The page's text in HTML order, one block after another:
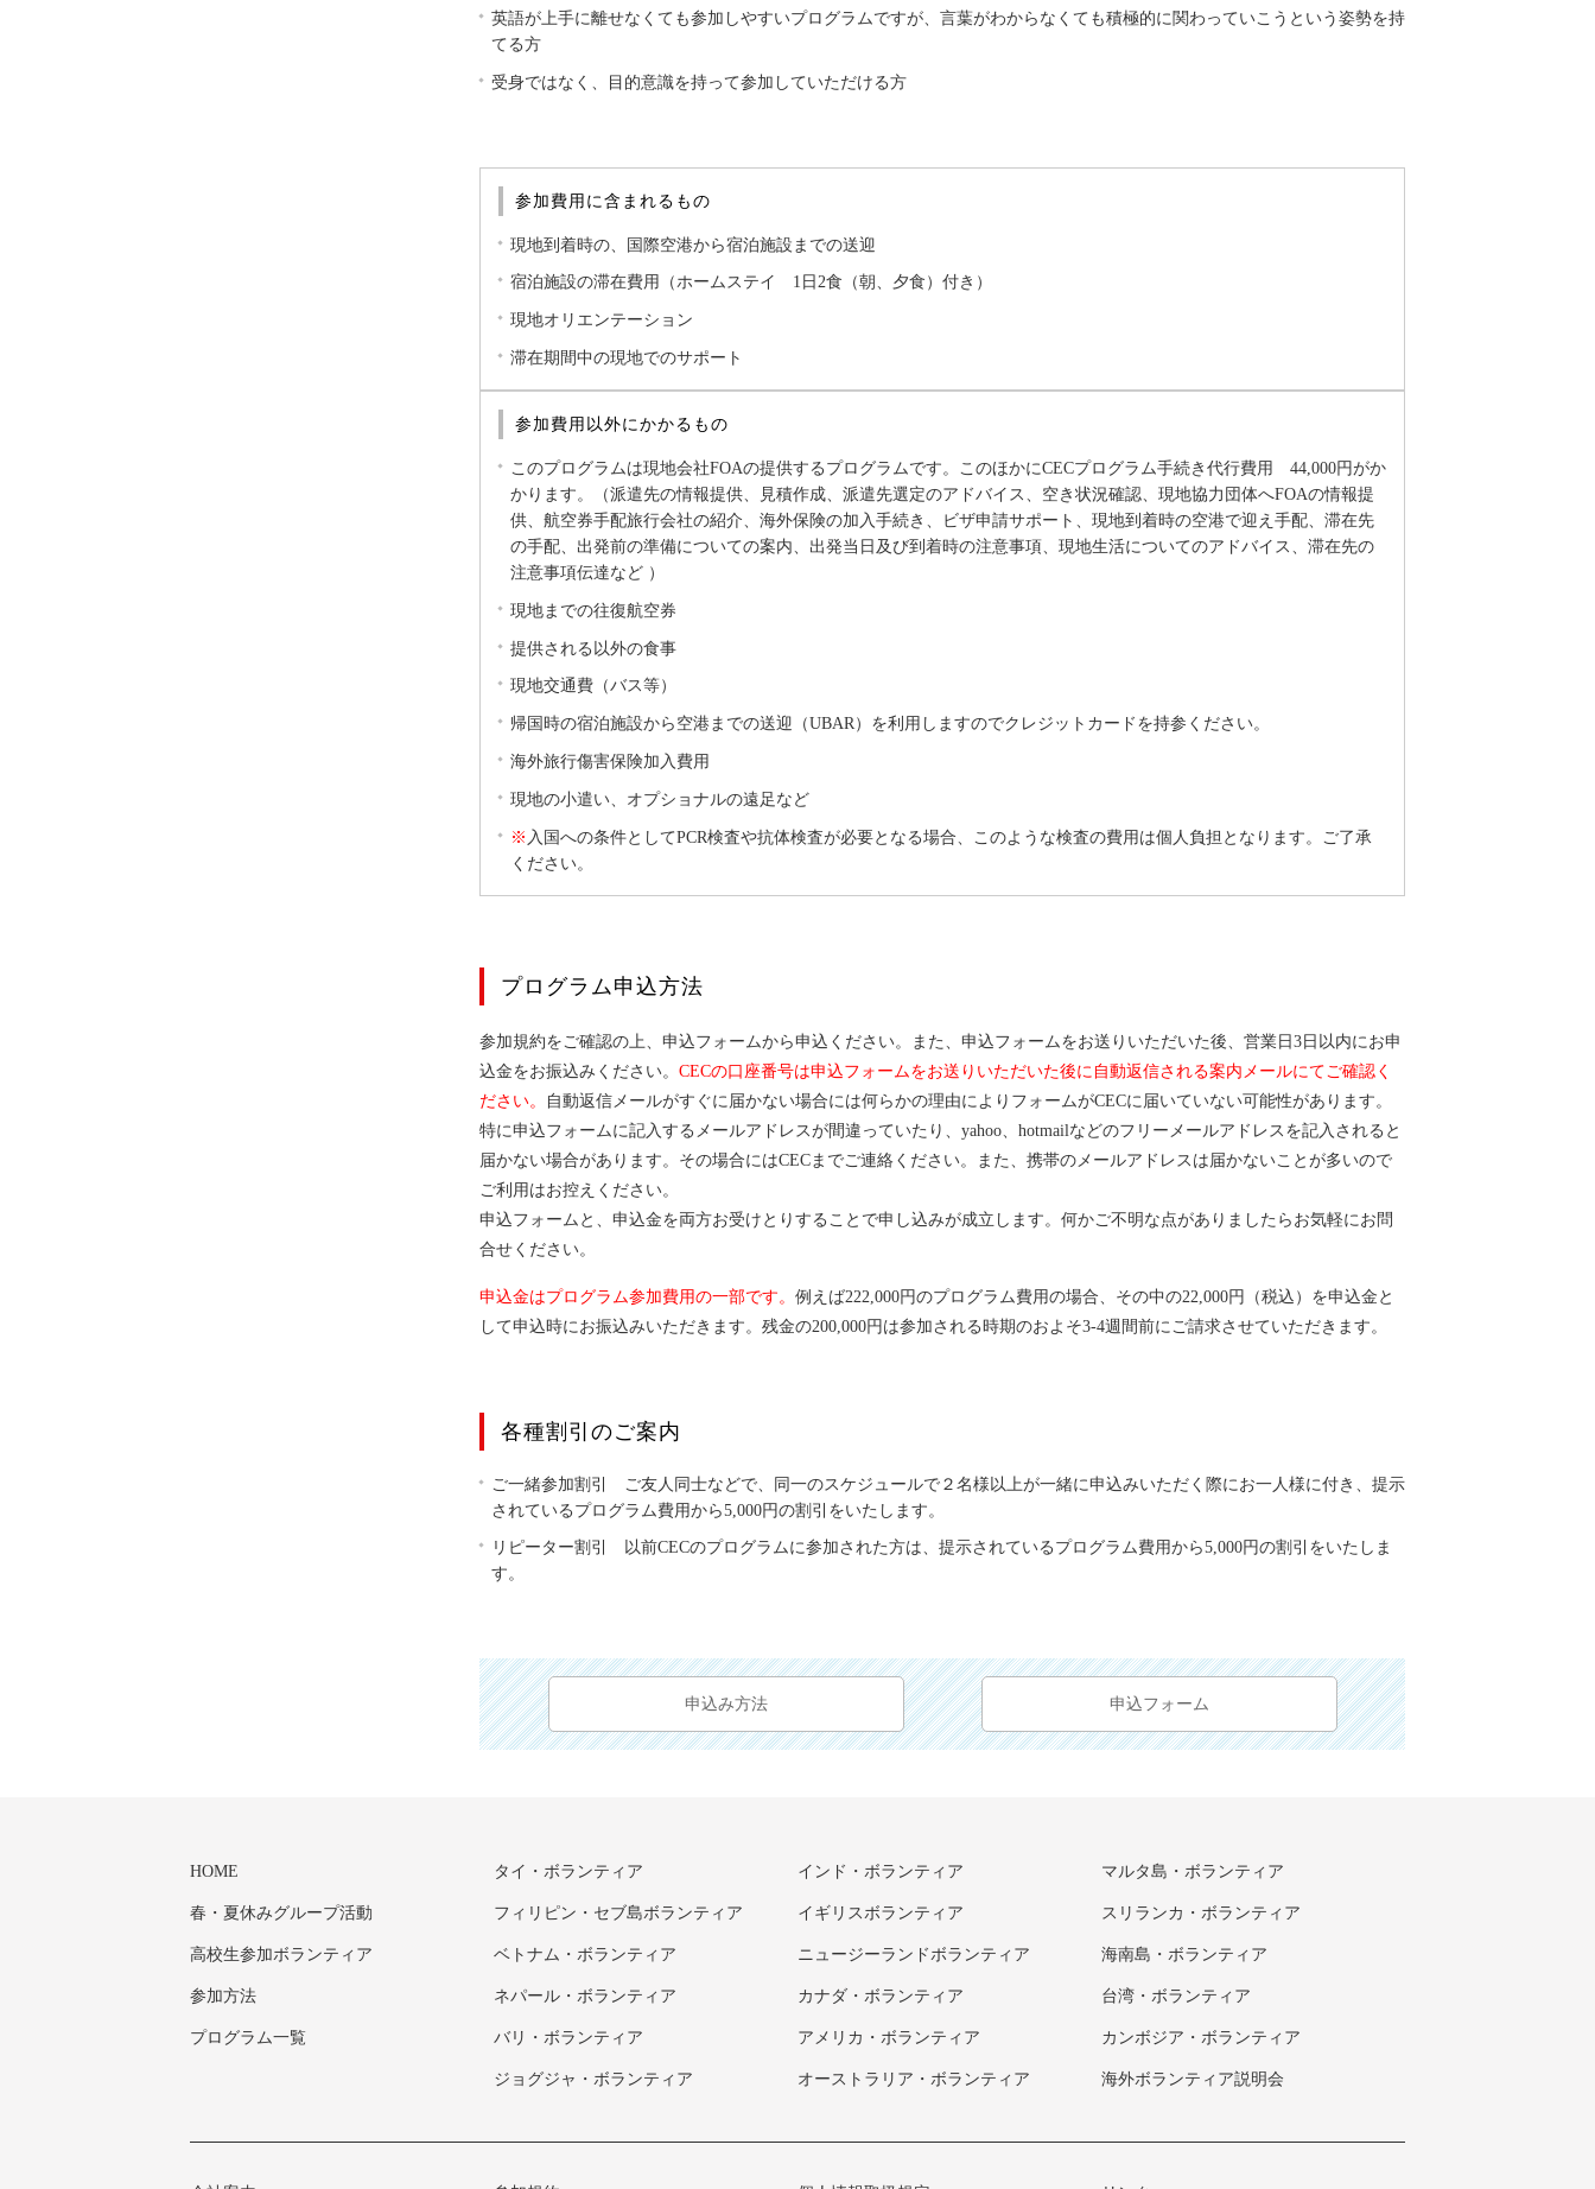
英語が上手に離せなくても参加しやすいプログラムですが、言葉がわからなくても積極的に関わっていこうという姿勢を持
てる方
受身ではなく、目的意識を持って参加していただける方
参加費用に含まれるもの
現地到着時の、国際空港から宿泊施設までの送迎
宿泊施設の滞在費用（ホームステイ 1日2食（朝、夕食）付き）
現地オリエンテーション
滞在期間中の現地でのサポート
参加費用以外にかかるもの
このプログラムは現地会社FOAの提供するプログラムです。このほかにCECプログラム手続き代行費用 44,000円がか
かります。（派遣先の情報提供、見積作成、派遣先選定のアドバイス、空き状況確認、現地協力団体へFOAの情報提
供、航空券手配旅行会社の紹介、海外保険の加入手続き、ビザ申請サポート、現地到着時の空港で迎え手配、滞在先
の手配、出発前の準備についての案内、出発当日及び到着時の注意事項、現地生活についてのアドバイス、滞在先の
注意事項伝達など ）
現地までの往復航空券
提供される以外の食事
現地交通費（バス等）
帰国時の宿泊施設から空港までの送迎（UBAR）を利用しますのでクレジットカードを持参ください。
海外旅行傷害保険加入費用
現地の小遣い、オプショナルの遠足など
※ 入国への条件としてPCR検査や抗体検査が必要となる場合、このような検査の費用は個人負担となります。ご了承
ください。
プログラム申込方法
参加規約をご確認の上、申込フォームから申込ください。また、申込フォームをお送りいただいた後、営業日3日以内にお申
込金をお振込みください。 CECの口座番号は申込フォームをお送りいただいた後に自動返信される案内メールにてご確認く
ださい。
自動返信メールがすぐに届かない場合には何らかの理由によりフォームがCECに届いていない可能性があります。
特に申込フォームに記入するメールアドレスが間違っていたり、yahoo、hotmailなどのフリーメールアドレスを記入されると
届かない場合があります。その場合にはCECまでご連絡ください。また、携帯のメールアドレスは届かないことが多いので
ご利用はお控えください。
申込フォームと、申込金を両方お受けとりすることで申し込みが成立します。何かご不明な点がありましたらお気軽にお問
合せください。
申込金はプログラム参加費用の一部です。 例えば222,000円のプログラム費用の場合、その中の22,000円（税込）を申込金と
して申込時にお振込みいただきます。残金の200,000円は参加される時期のおよそ3-4週間前にご請求させていただきます。
各種割引のご案内
ご一緒参加割引 ご友人同士などで、同一のスケジュールで２名様以上が一緒に申込みいただく際にお一人様に付き、提示
されているプログラム費用から5,000円の割引をいたします。
リピーター割引 以前CECのプログラムに参加された方は、提示されているプログラム費用から5,000円の割引をいたしま
す。
申込み方法 申込フォーム
HOME
春・夏休みグループ活動
高校生参加ボランティア
参加方法
プログラム一覧
タイ・ボランティア
フィリピン・セブ島ボランティア
ベトナム・ボランティア
ネパール・ボランティア
バリ・ボランティア
ジョグジャ・ボランティア
インド・ボランティア
イギリスボランティア
ニュージーランドボランティア
カナダ・ボランティア
アメリカ・ボランティア
オーストラリア・ボランティア
マルタ島・ボランティア
スリランカ・ボランティア
海南島・ボランティア
台湾・ボランティア
カンボジア・ボランティア
海外ボランティア説明会